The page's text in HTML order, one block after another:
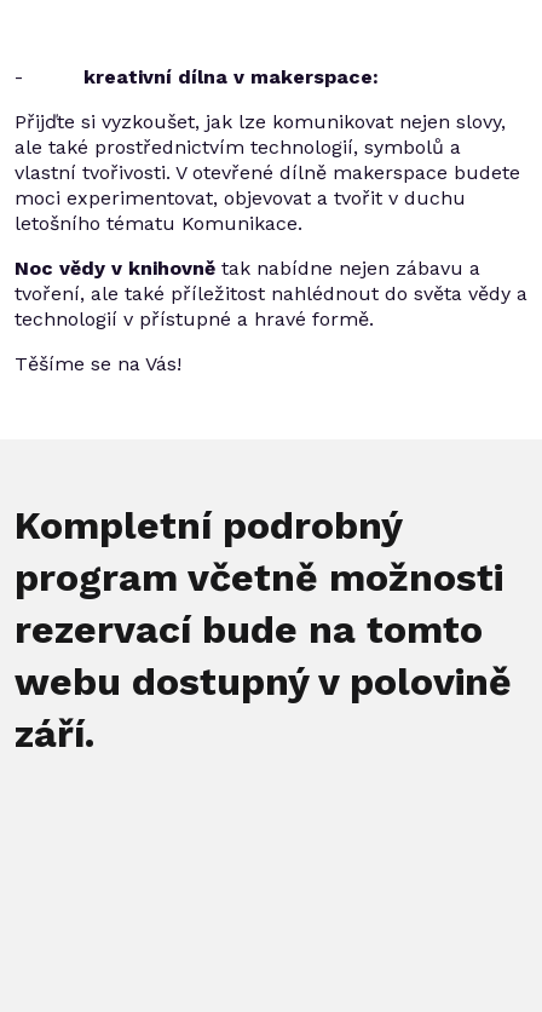
- kreativní dílna v makerspace:
Přijďte si vyzkoušet, jak lze komunikovat nejen slovy,
ale také prostřednictvím technologií, symbolů a
vlastní tvořivosti. V otevřené dílně makerspace budete
moci experimentovat, objevovat a tvořit v duchu
letošního tématu Komunikace.
Noc vědy v knihovně tak nabídne nejen zábavu a
tvoření, ale také příležitost nahlédnout do světa vědy a
technologií v přístupné a hravé formě.
Těšíme se na Vás!
Kompletní podrobný
program včetně možnosti
rezervací bude na tomto
webu dostupný v polovině
září.